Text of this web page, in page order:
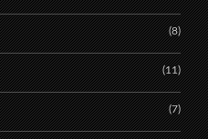
(8)
(11)
(7)